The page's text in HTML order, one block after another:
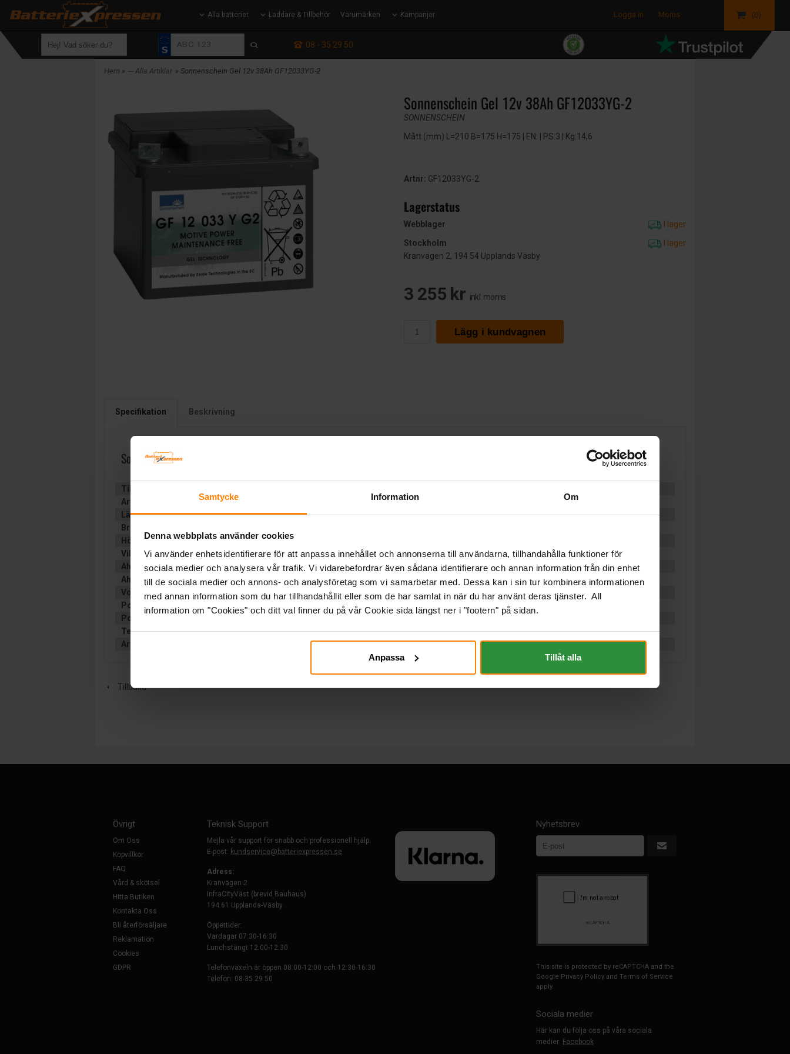
Samtycke Information Om
Denna webbplats använder cookies
Vi använder enhetsidentifierare för att anpassa innehållet och annonserna till användarna, tillhandahålla funktioner för
sociala medier och analysera vår trafik. Vi vidarebefordrar även sådana identifierare och annan information från din enhet
till de sociala medier och annons- och analysföretag som vi samarbetar med. Dessa kan i sin tur kombinera informationen
med annan information som du har tillhandahållit eller som de har samlat in när du har använt deras tjänster. All
information om "Cookies" och ditt val finner du på vår Cookie sida längst ner i "footern" på sidan.
Anpassa Tillåt alla
Alla batterier Laddare & Tillbehör Varumärken Kampanjer Logga in Moms (0)
: 08 - 35 29 50
Hem » --- Alla Artiklar » Sonnenschein Gel 12v 38Ah GF12033YG-2
Sonnenschein Gel 12v 38Ah GF12033YG-2
SONNENSCHEIN
Mått (mm) L=210 B=175 H=175 | EN: | PS:3 | Kg:14,6
Artnr: GF12033YG-2
Lagerstatus
Webblager
I lager
Stockholm
I lager
Kranvägen 2, 194 54 Upplands Väsby
3 255 kr inkl. moms
Lägg i kundvagnen
Specifikation Beskrivning
Sonnenschein Gel 12v 38Ah GF12033YG-2
Tillverkare:
Artikelnummer:
GF12033YG-2
Längd (mm):210
Bredd (mm):
Höjd (mm):175
Vikt:
14.6 kg
Ah (C20):38
Ah (C5):33
Volt:
Polställning:
Poltyp:
Teknologi:GEL
Artikelgrupp:
Tillbaka
Övrigt
Om Oss
Köpvillkor
FAQ
Vård & skötsel
Hitta Butiken
Kontakta Oss
Bli återförsäljare
Reklamation
Cookies
GDPR
Teknisk Support
Mejla vår support för snabb och professionell hjälp.
E-post: kundservice@batteriexpressen.se
Adress:
Kranvägen 2
InfraCityVäst (brevid Bauhaus)
194 61 Upplands-Väsby
Öppettider:
Vardagar 07:30-16:30
Lunchstängt 12:00-12:30
Telefonväxeln är öppen 08:00-12:00 och 12:30-16:30
Telefon: 08-35 29 50
Nyhetsbrev
This site is protected by reCAPTCHA and the
Google Privacy Policyand Terms of Service
apply.
Sociala medier
Här kan du följa oss på våra sociala
medier: Facebook